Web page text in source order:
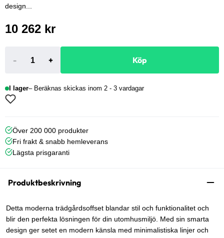
design...
10 262 kr
- + Köp
I lager Beräknas skickas inom 2 - 3 vardagar
Över 200 000 produkter
Fri frakt & snabb hemleverans
Lägsta prisgaranti
Produktbeskrivning
Detta moderna trädgårdsoffset blandar stil och funktionalitet och
blir den perfekta lösningen för din utomhusmiljö. Med sin smarta
design ger setet en modern känsla med minimalistiska linjer och